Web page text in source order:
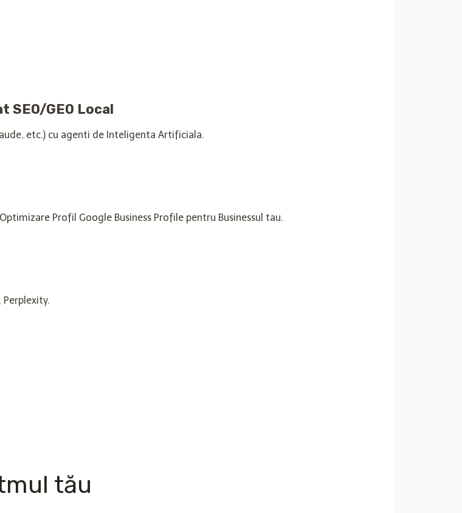
GEO Local
etc.) cu agenti de Inteligenta Artificiala.
Profil Google Business Profile pentru Businessul tau.
tău